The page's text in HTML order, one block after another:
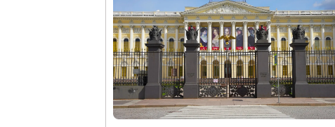
Домик Петра I
Летний дворец Петра I
Летний сад
Михайловский сад
Западный павильон Михайловского замка
Восточный павильон Михайловского замка